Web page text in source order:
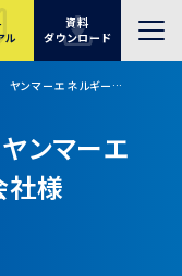
ル
資料
ダウンロード
ヤンマーエネルギーシステム株式会社様
ンマーエ
社様